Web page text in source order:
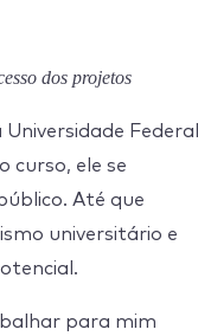
dos projetos
Federal
curso, ele se
Até que
universitário e
para mim